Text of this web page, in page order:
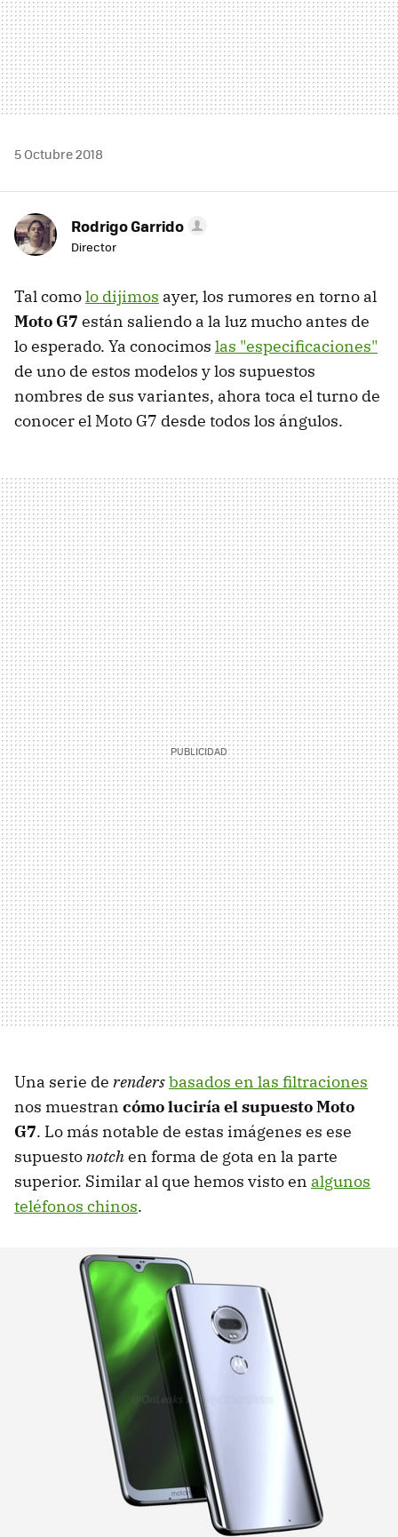
5 Octubre 2018
Rodrigo Garrido
Director
Tal comolo dijimos ayer, los rumores en torno al
Moto G7 están saliendo a la luz mucho antes de
lo esperado. Ya conocimos las "especificaciones"
de uno de estos modelos y los supuestos
nombres de sus variantes, ahora toca el turno de
conocer el Moto G7 desde todos los ángulos.
Una serie de rendersbasados en las filtraciones
nos muestran cómo luciría el supuesto Moto
G7. Lo más notable de estas imágenes es ese
supuestonotchen forma de gota en la parte
superior. Similar al que hemos visto en algunos
teléfonos chinos.